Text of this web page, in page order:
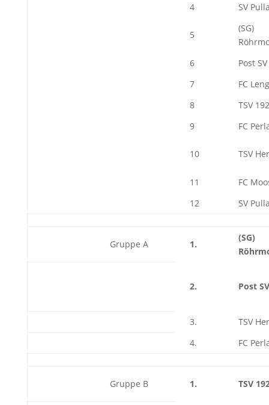
4
SV
5
(SG)
6
Post
7
FC
8
TSV
9
FC
10 TSV
11
FC
12
SV
Gruppe A 1.
(SG)
2. Post
3.
TSV
4.
FC
Gruppe B 1. TSV